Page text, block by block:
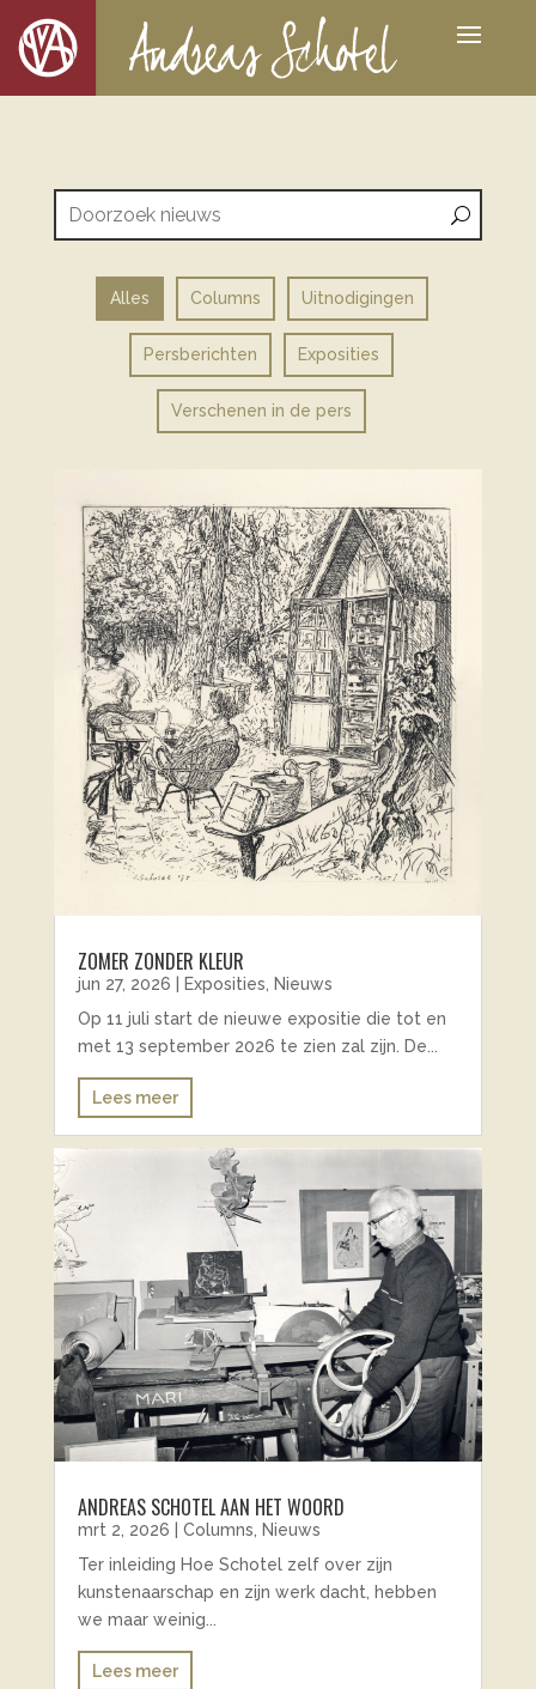
Alles Columns Uitnodigingen
Persberichten Exposities
Verschenen in de pers
ZOMER ZONDER KLEUR
jun 27, 2026 Exposities
Nieuws
Op 11 juli start de nieuwe expositie die tot en
met 13 september 2026 te zien zal zijn. De...
Lees meer
ANDREAS SCHOTEL AAN HET WOORD
mrt 2, 2026 Columns
Nieuws
Ter inleiding Hoe Schotel zelf over zijn
kunstenaarschap en zijn werk dacht, hebben
we maar weinig...
Lees meer